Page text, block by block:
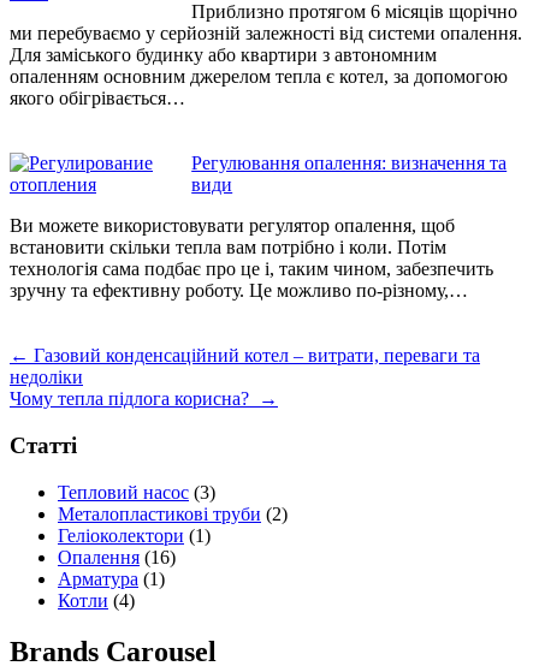
Приблизно протягом 6 місяців щорічно
ми перебуваємо у серйозній залежності від системи опалення.
Для заміського будинку або квартири з автономним
опаленням основним джерелом тепла є котел, за допомогою
якого обігрівається…
Регулювання опалення: визначення та
види
Ви можете використовувати регулятор опалення, щоб
встановити скільки тепла вам потрібно і коли. Потім
технологія сама подбає про це і, таким чином, забезпечить
зручну та ефективну роботу. Це можливо по-різному,…
← Газовий конденсаційний котел – витрати, переваги та
недоліки
Чому тепла підлога корисна?
→
Статті
Тепловий насос (3)
Металопластикові труби (2)
Геліоколектори (1)
Опалення (16)
Арматура (1)
Котли (4)
Brands Carousel